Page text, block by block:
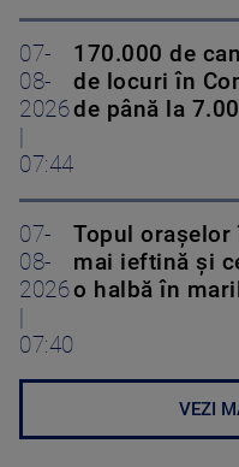
07-
08-
2026
07:44
170.000 de
de locuri în
de până la
07-
08-
2026
07:40
Topul orașelor
mai ieftină și
o halbă în
VEZI